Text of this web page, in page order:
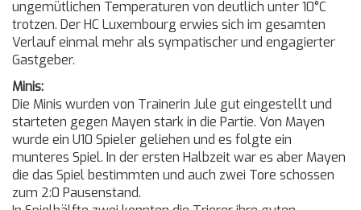
ungemütlichen Temperaturen von deutlich unter 10°C
trotzen. Der HC Luxembourg erwies sich im gesamten
Verlauf einmal mehr als sympatischer und engagierter
Gastgeber.
Minis:
Die Minis wurden von Trainerin Jule gut eingestellt und
starteten gegen Mayen stark in die Partie. Von Mayen
wurde ein U10 Spieler geliehen und es folgte ein
munteres Spiel. In der ersten Halbzeit war es aber Mayen
die das Spiel bestimmten und auch zwei Tore schossen
zum 2:0 Pausenstand.